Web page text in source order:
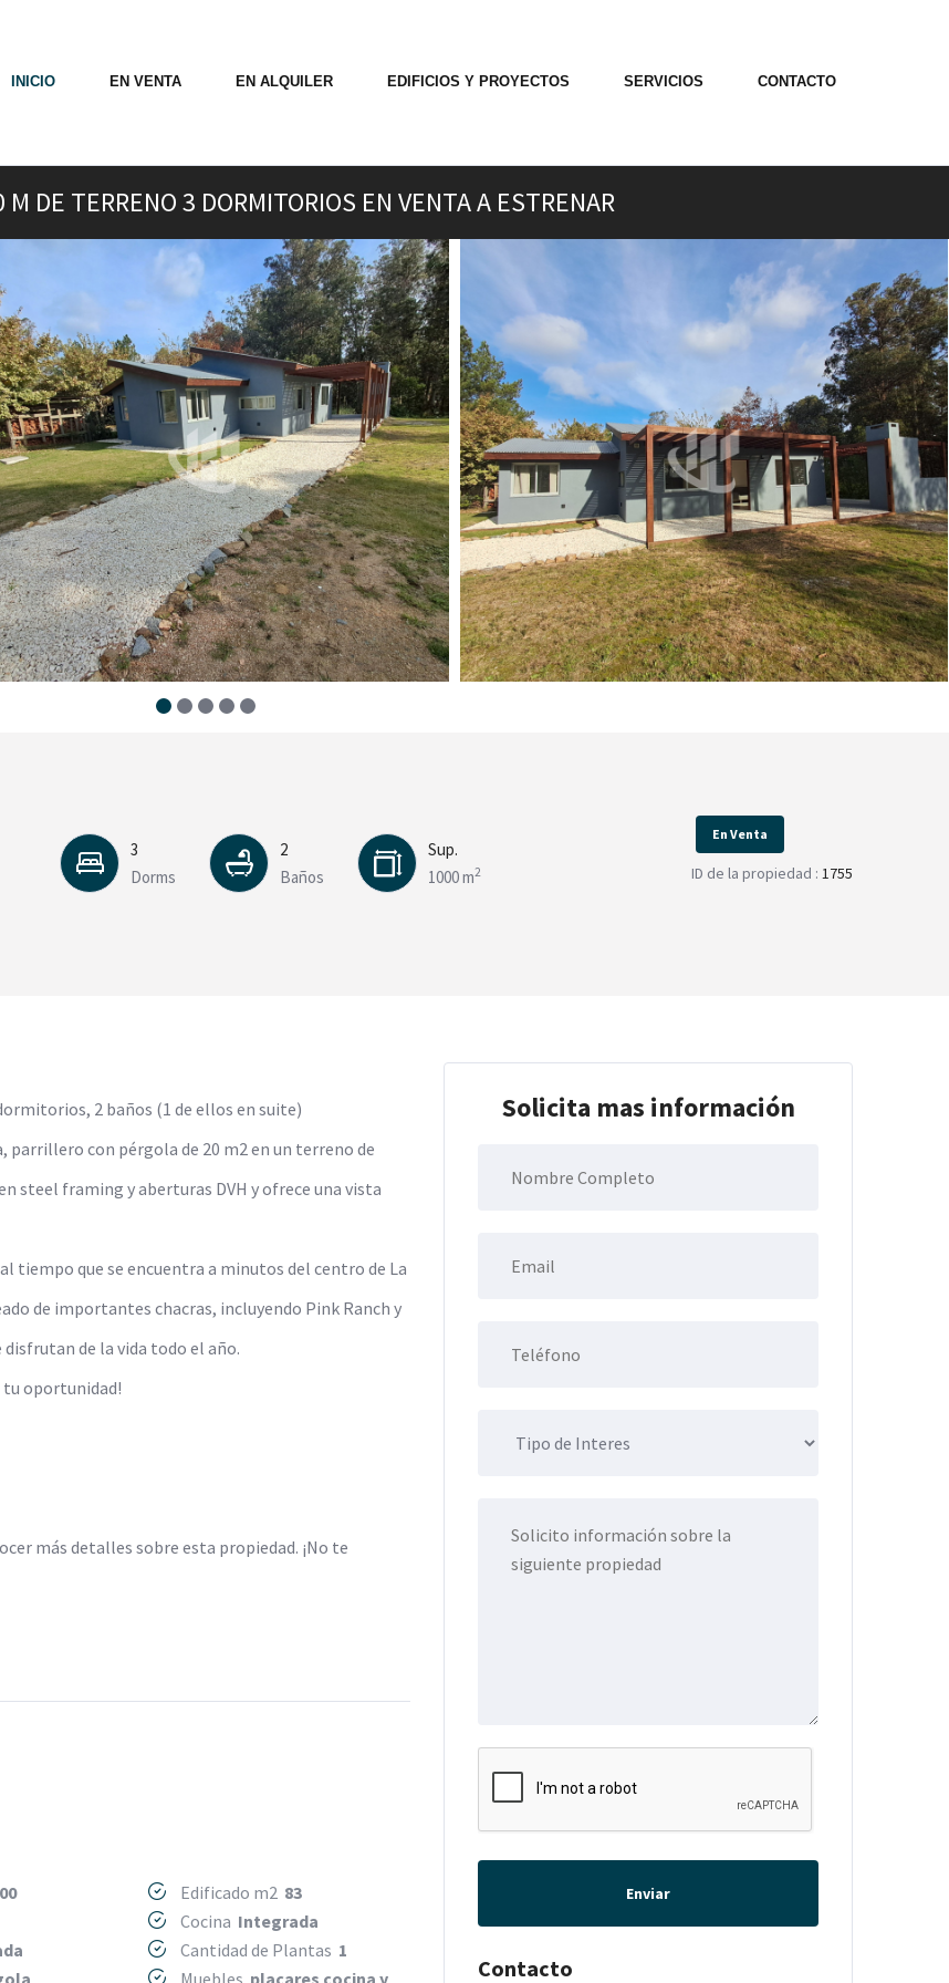
INICIO EN VENTA EN ALQUILER EDIFICIOS Y PROYECTOS SERVICIOS CONTACTO
DE TERRENO 3 DORMITORIOS EN VENTA A ESTRENAR
3
Dorms
2
Baños
Sup.
1000 m2
En Venta
ID de la propiedad : 1755
2 baños (1 de ellos en suite)
con pérgola de 20 m2 en un terreno de
steel framing y aberturas DVH y ofrece una vista
tiempo que se encuentra a minutos del centro de La
de importantes chacras, incluyendo Pink Ranch y
disfrutan de la vida todo el año.
tu oportunidad!
más detalles sobre esta propiedad. ¡No te
Edificado m2 83
Cocina Integrada
Cantidad de Plantas 1
Solicita mas información
Enviar
Contacto